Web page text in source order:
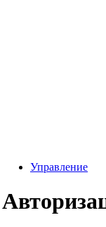
Управление